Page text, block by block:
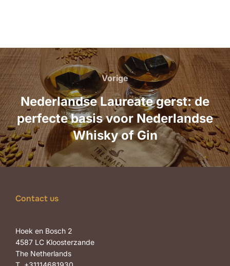
Bericht
navigatie
Vorige
Vorige
Nederlandse Laureate gerst: de
perfecte basis voor Nederlandse
Whisky of Gin
Contact us
Hoek en Bosch 2
4587 LC Kloosterzande
The Netherlands